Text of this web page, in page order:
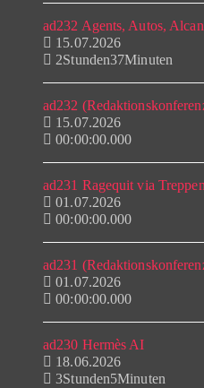
ad232 Agents, Autos,
15.07.2026
2Stunden37Minuten
ad232
15.07.2026
00:00:00.000
ad231 Ragequit via
01.07.2026
00:00:00.000
ad231
01.07.2026
00:00:00.000
ad230 Hermès AI
18.06.2026
3Stunden5Minuten